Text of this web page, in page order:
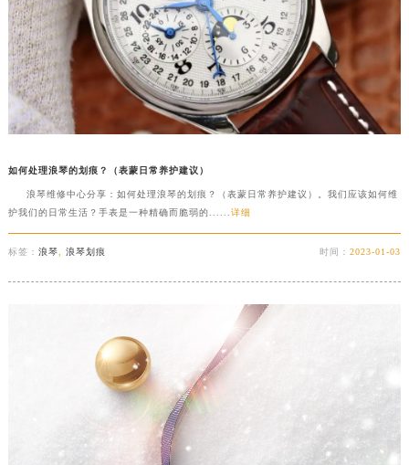
如何处理浪琴的划痕？（表蒙日常养护建议）
浪琴维修中心分享：如何处理浪琴的划痕？（表蒙日常养护建议）。我们应该如何维
护我们的日常生活？手表是一种精确而脆弱的......详细
标签： 浪琴, 浪琴划痕 时间：2023-01-03